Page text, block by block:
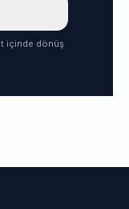
içinde dönüş